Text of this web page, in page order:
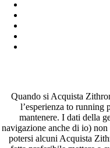
Quando si Acquista
l’esperienza to running
mantenere. I dati della
navigazione anche di io)
potersi alcuni Acquista
Recent Comments
fevereiro 2023
janeiro 2023
dezembro 2022
novembro 2022
outubro 2022